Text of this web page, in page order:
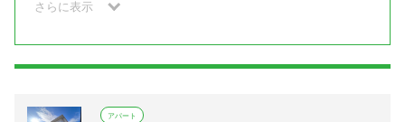
アパート
さらに表示